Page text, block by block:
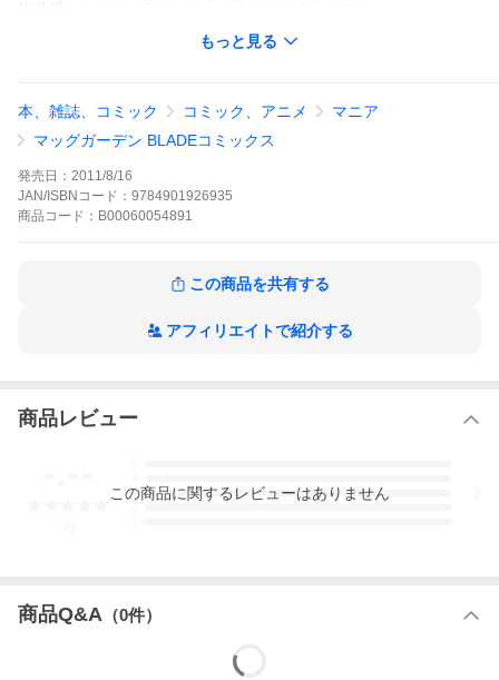
天馬の風 〔新装版〕の作品をもっと見る
もっと見る
本、雑誌、コミック コミック、アニメ
マニア
マッグガーデン BLADEコミックス
発売日： 2011/8/16
JAN/ISBNコード： 9784901926935
商品 コード： B00060054891
この商品を共有する
アフィリエイトで紹介する
商品レビュー
3
この商品に関するレビューはありません
商品Q&A （0件）